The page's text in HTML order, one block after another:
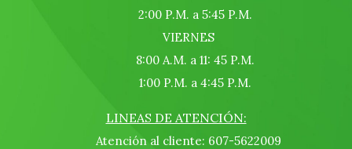
2:00 P.M. a 5:45 P.M.
VIERNES
8:00 A.M. a 11: 45 P.M.
1:00 P.M. a 4:45 P.M.
LINEAS DE ATENCIÓN:
Atención al cliente: 607-5622009